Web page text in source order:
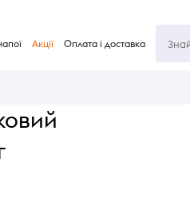
Акції Оплата і доставка